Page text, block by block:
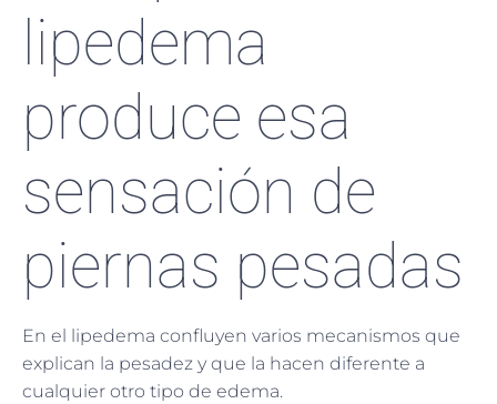
lipedema
produce esa
sensación de
piernas pesadas
En el lipedema confluyen varios mecanismos que
explican la pesadez y que la hacen diferente a
cualquier otro tipo de edema.